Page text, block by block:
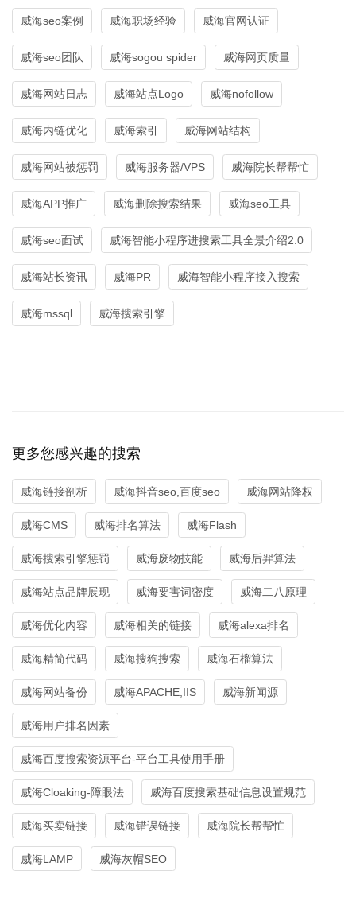
威海seo案例 威海职场经验 威海官网认证
威海seo团队 威海sogou spider 威海网页质量
威海网站日志 威海站点Logo 威海nofollow
威海内链优化 威海索引 威海网站结构
威海网站被惩罚 威海服务器/VPS 威海院长帮帮忙
威海APP推广 威海删除搜索结果 威海seo工具
威海seo面试 威海智能小程序进搜索工具全景介绍2.0
威海站长资讯 威海PR 威海智能小程序接入搜索
威海mssql 威海搜索引擎
更多您感兴趣的搜索
威海链接剖析 威海抖音seo,百度seo 威海网站降权
威海CMS 威海排名算法 威海Flash
威海搜索引擎惩罚 威海废物技能 威海后羿算法
威海站点品牌展现 威海要害词密度 威海二八原理
威海优化内容 威海相关的链接 威海alexa排名
威海精简代码 威海搜狗搜索 威海石榴算法
威海网站备份 威海APACHE,IIS 威海新闻源
威海用户排名因素
威海百度搜索资源平台-平台工具使用手册
威海Cloaking-障眼法 威海百度搜索基础信息设置规范
威海买卖链接 威海错误链接 威海院长帮帮忙
威海LAMP 威海灰帽SEO